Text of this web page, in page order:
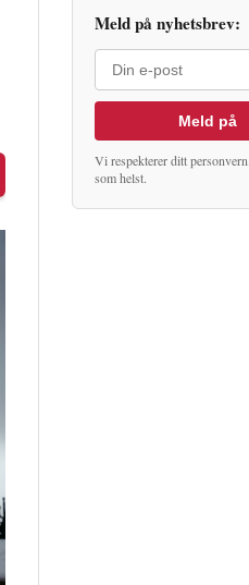
Meld på nyhetsbrev:
Meld på
Vi respekterer ditt
som helst.